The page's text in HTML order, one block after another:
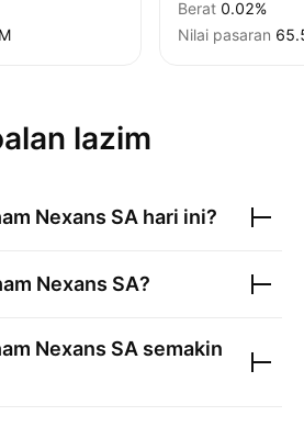
Berat 0.02%
Nilai pasaran
lazim
Nexans SA hari ini?
Nexans SA?
Nexans SA semakin